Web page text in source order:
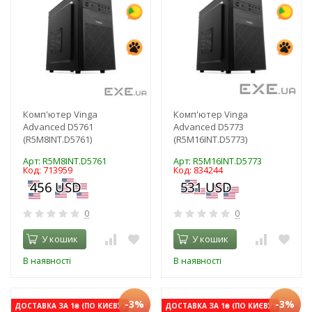
Комп'ютер Vinga
Advanced D5761
(R5M8INT.D5761)
Арт: R5M8INT.D5761
Код: 713959
0
У кошик
В наявності
Комп'ютер Vinga
Advanced D5773
(R5M16INT.D5773)
Арт: R5M16INT.D5773
Код: 834244
0
У кошик
В наявності
ДОСТАВКА ЗА 1₴ (ПО КИЄВУ)-3%
ДОСТАВКА ЗА 1₴ (ПО КИЄВУ)-3%